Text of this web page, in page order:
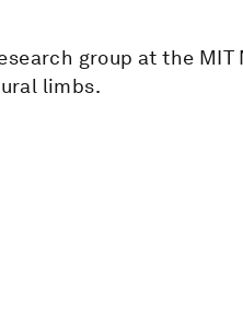
group at the
limbs.